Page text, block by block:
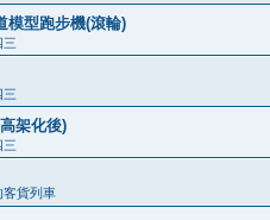
模型跑步機(滾輪)
三
三
架化後)
三
客貨列車